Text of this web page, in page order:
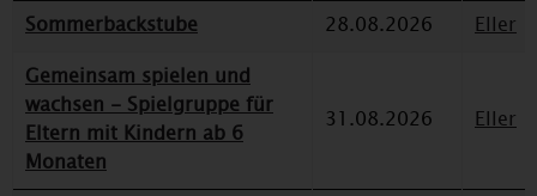
Sommerbackstube 28.08.2026
Eller
Gemeinsam spielen und
wachsen - Spielgruppe für
Eltern mit Kindern ab 6
Monaten
31.08.2026 Eller